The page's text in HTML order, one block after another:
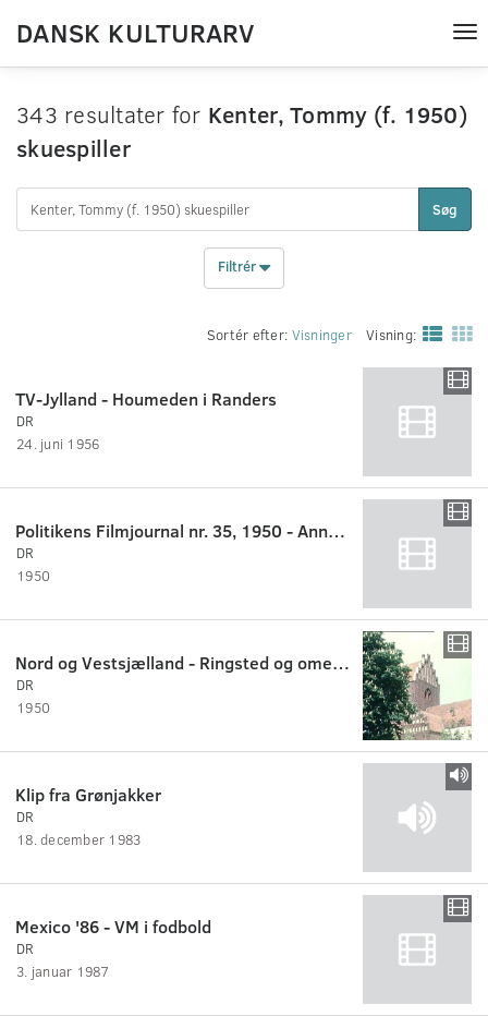
DANSK KULTURARV
343 resultater for Kenter, Tommy (f. 1950)
skuespiller
Søg
Filtrér
Sortér efter: Visninger Visning:
TV-Jylland - Houmeden i Randers
DR
24. juni 1956
Politikens Filmjournal nr. 35, 1950 - Anna Melloni Rasmussen afsløres
DR
1950
Nord og Vestsjælland - Ringsted og omegn 1950
DR
1950
Klip fra Grønjakker
DR
18. december 1983
Mexico '86 - VM i fodbold
DR
3. januar 1987